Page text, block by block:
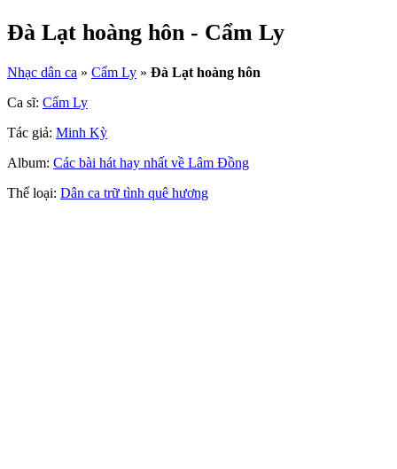
Đà Lạt hoàng hôn - Cẩm Ly
Nhạc dân ca » Cẩm Ly » Đà Lạt hoàng hôn
Ca sĩ: Cẩm Ly
Tác giả: Minh Kỳ
Album: Các bài hát hay nhất về Lâm Đồng
Thể loại: Dân ca trữ tình quê hương